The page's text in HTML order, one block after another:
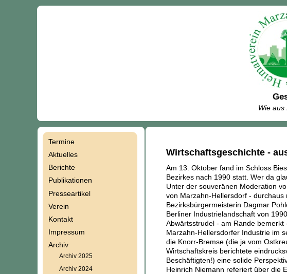
Wie aus
Wirtschaftsgeschichte -
Am 13. Oktober fand im Schloss
Bezirkes nach 1990 statt. Wer da
Unter der souveränen Moderation
von Marzahn-Hellersdorf -
Bezirksbürgermeisterin Dagmar
Berliner Industrielandschaft von
Abwärtsstrudel - am Rande
Marzahn-Hellersdorfer Industrie im
die Knorr-Bremse (die ja vom
Wirtschaftskreis berichtete
Beschäftigten!) eine solide
Heinrich Niemann referiert über die
Termine
Aktuelles
Berichte
Publikationen
Presseartikel
Verein
Kontakt
Impressum
Archiv
Archiv 2025
Archiv 2024